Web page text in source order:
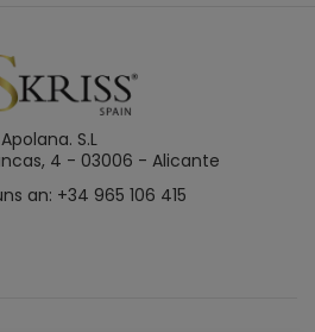
Apolana. S.L
4 - 03006 - Alicante
an: +34 965 106 415